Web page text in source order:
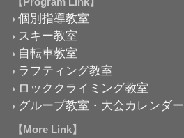
個別指導教室
スキー教室
自転車教室
ラフティング教室
ロッククライミング教室
グループ教室・大会カレンダー
【More Link】